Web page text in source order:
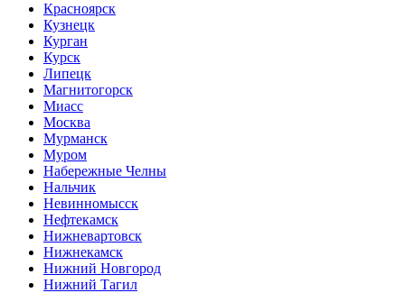
Красноярск
Кузнецк
Курган
Курск
Липецк
Магнитогорск
Миасс
Москва
Мурманск
Муром
Набережные Челны
Нальчик
Невинномысск
Нефтекамск
Нижневартовск
Нижнекамск
Нижний Новгород
Нижний Тагил